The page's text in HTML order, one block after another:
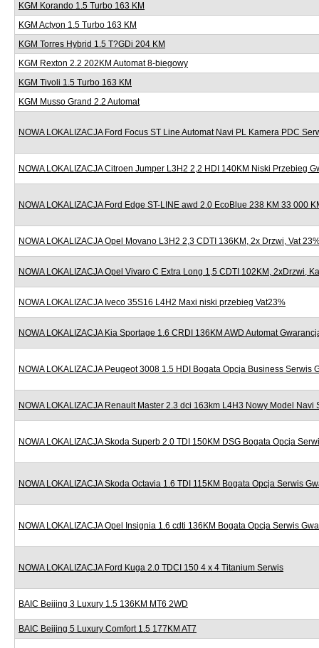
KGM Korando 1.5 Turbo 163 KM
KGM Actyon 1.5 Turbo 163 KM
KGM Torres Hybrid 1.5 T?GDi 204 KM
KGM Rexton 2.2 202KM Automat 8-biegowy
KGM Tivoli 1.5 Turbo 163 KM
KGM Musso Grand 2.2 Automat
NOWA LOKALIZACJA Ford Focus ST Line Automat Navi PL Kamera PDC
NOWA LOKALIZACJA Citroen Jumper L3H2 2,2 HDI 140KM Niski Przebieg
NOWA LOKALIZACJA Ford Edge ST-LINE awd 2.0 EcoBlue 238 KM 33 000
NOWA LOKALIZACJA Opel Movano L3H2 2,3 CDTI 136KM, 2x Drzwi, Vat
NOWA LOKALIZACJA Opel Vivaro C Extra Long 1,5 CDTI 102KM, 2xDrzwi,
NOWA LOKALIZACJA Iveco 35S16 L4H2 Maxi niski przebieg Vat23%
NOWA LOKALIZACJA Kia Sportage 1.6 CRDI 136KM AWD Automat
NOWA LOKALIZACJA Peugeot 3008 1.5 HDI Bogata Opcja Business Serwis
NOWA LOKALIZACJA Renault Master 2.3 dci 163km L4H3 Nowy Model Navi
NOWA LOKALIZACJA Skoda Superb 2.0 TDI 150KM DSG Bogata Opcja
NOWA LOKALIZACJA Skoda Octavia 1.6 TDI 115KM Bogata Opcja Serwis
NOWA LOKALIZACJA Opel Insignia 1.6 cdti 136KM Bogata Opcja Serwis
NOWA LOKALIZACJA Ford Kuga 2.0 TDCI 150 4 x 4 Titanium Serwis
BAIC Beijing 3 Luxury 1.5 136KM MT6 2WD
BAIC Beijing 5 Luxury Comfort 1.5 177KM AT7